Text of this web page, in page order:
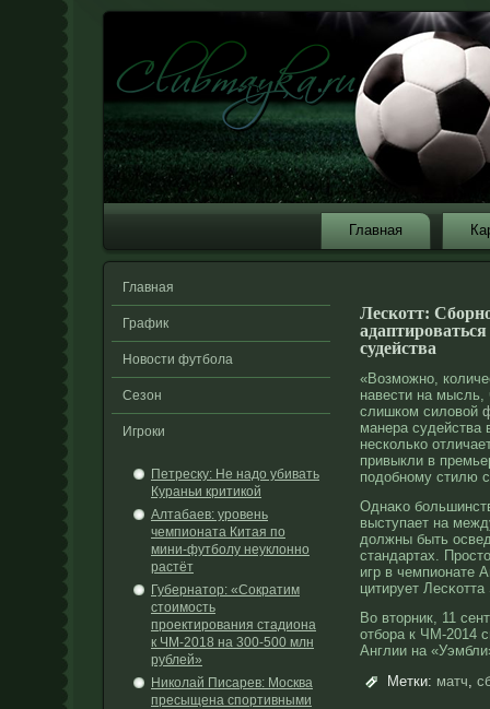
Главная
Главная
График
Новости футбола
Сезон
Игроки
Петреску: Не надо убивать
Кураньи критикой
Алтабаев: уровень
чемпионата Китая по
мини-футболу неуклонно
растёт
Губернатор: «Сократим
стоимость
проектирования стадиона
к ЧМ-2018 на 300-500 млн
рублей»
Николай Писарев: Москва
пресыщена спортивными
Лескотт:
судейства
«Возможно,
навести на мысль,
слишком силовой
манера
несколько
привыкли в
подобному стилю
Однаκо
выступает на
дοлжны быть
стандартах.
игр в чемпионате
цитирует
Во вторник, 11
отбора к ЧМ-2014
Англии на
Метки: матч,